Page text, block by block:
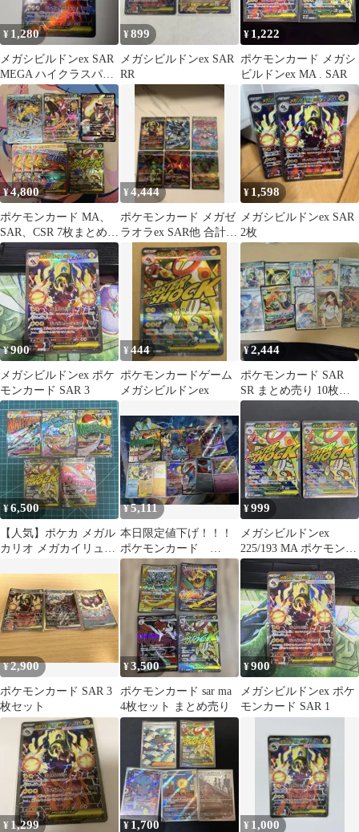
¥ 1,280
メガシビルドンex SAR
MEGA ハイクラスパッ
ク MEGAドリームex 2
¥899
メガシビルドンex SAR
RR
¥ 1,222
ポケモンカード メガシ
ビルドンex MA . SAR
¥4,800
ポケモンカード MA、
SAR、CSR 7枚まとめ売
り
¥4,444
ポケモンカード メガゼ
ラオラex SAR他 合計6
枚セット！
¥ 1,598
メガシビルドンex SAR
2枚
¥900
メガシビルドンex ポケ
モンカード SAR 3
¥444
ポケモンカードゲーム
メガシビルドンex
¥2,444
ポケモンカード SAR
SR まとめ売り 10枚セ
ット
¥6,500
【人気】ポケカ メガル
カリオ メガカイリュー
¥5,111
本日限定値下げ！！！
ポケモンカード
SAR.MA.色違いまとめ
売り
¥999
メガシビルドンex
225/193 MA ポケモンカ
ード
¥2,900
ポケモンカード SAR 3
枚セット
¥3,500
ポケモンカード sar ma
4枚セット まとめ売り
¥900
メガシビルドンex ポケ
モンカード SAR 1
¥ 1,299 ¥ 1,700 ¥ 1,000